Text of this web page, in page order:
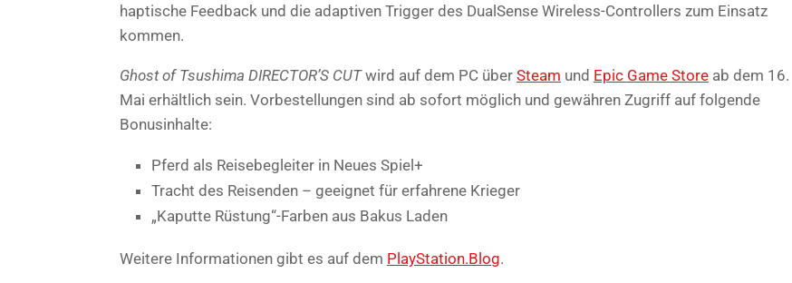
haptische Feedback und die adaptiven Trigger des DualSense Wireless-Controllers zum Einsatz
kommen.
Ghost of Tsushima DIRECTOR’S CUTwird auf dem PC über Steam und Epic Game Store ab dem 16.
Mai erhältlich sein. Vorbestellungen sind ab sofort möglich und gewähren Zugriff auf folgende
Bonusinhalte:
Pferd als Reisebegleiter in Neues Spiel+
Tracht des Reisenden – geeignet für erfahrene Krieger
„Kaputte Rüstung“-Farben aus Bakus Laden
Weitere Informationen gibt es auf dem PlayStation.Blog.